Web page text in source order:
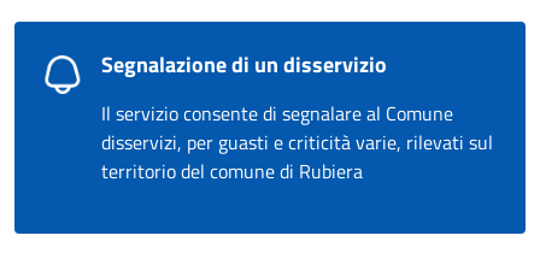
Segnalazione di un disservizio
Il servizio consente di segnalare al Comune
disservizi, per guasti e criticità varie, rilevati sul
territorio del comune di Rubiera